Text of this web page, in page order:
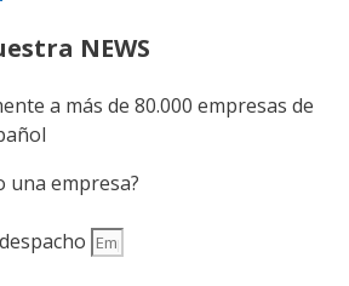
NEWS
a más de 80.000 empresas de
una empresa?